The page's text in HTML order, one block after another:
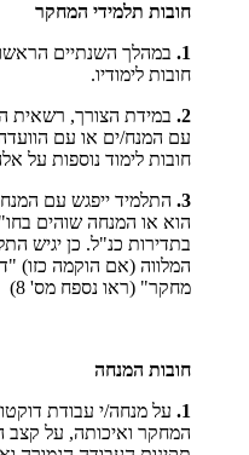
חובות תלמידי המחקר
1. במהלך השנתיים
חובות לימודיו.
2. במידת הצורך, רשאית
עם המנח/ים או עם
חובות לימוד נוספות על
3. התלמיד ייפגש עם
הוא או המנחה שוהים
בתדירות כנ"ל. כן יגיש
המלווה (אם הוקמה כזו)
מחקר" (ראו נספח מס' 8)
חובות המנחה
1. על מנחה/י עבודת
המחקר ואיכותה, על